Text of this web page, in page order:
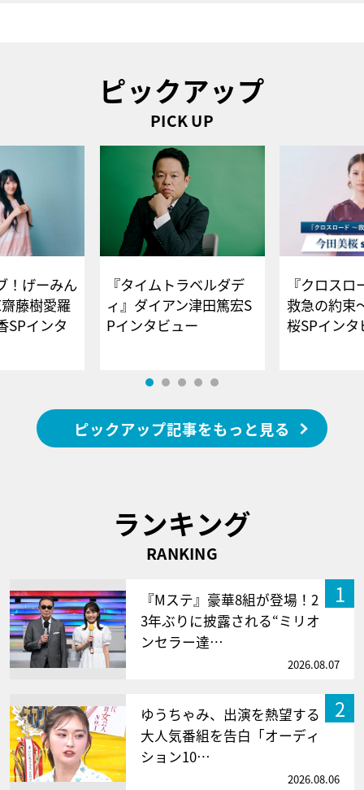
ピックアップ
PICK UP
！げーみん
藤樹愛羅
SPインタ
『タイムトラベルダデ
ィ』ダイアン津田篤宏S
Pインタビュー
『クロス
救急の約束
桜SPイ
ピックアップ記事をもっと見る
ランキング
RANKING
1
『Mステ』豪華8組が登場！2
3年ぶりに披露される“ミリオ
ンセラー達…
2026.08.07
2
ゆうちゃみ、出演を熱望する
大人気番組を告白「オーディ
ション10…
2026.08.06